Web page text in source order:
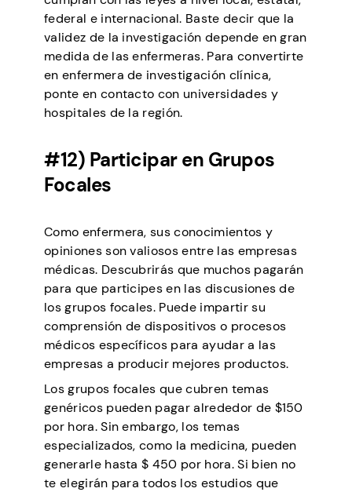
federal e internacional. Baste decir que la
validez de la investigación depende en gran
medida de las enfermeras. Para convertirte
en enfermera de investigación clínica,
ponte en contacto con universidades y
hospitales de la región.
#12) Participar en Grupos
Focales
Como enfermera, sus conocimientos y
opiniones son valiosos entre las empresas
médicas. Descubrirás que muchos pagarán
para que participes en las discusiones de
los grupos focales. Puede impartir su
comprensión de dispositivos o procesos
médicos específicos para ayudar a las
empresas a producir mejores productos.
Los grupos focales que cubren temas
genéricos pueden pagar alrededor de $150
por hora. Sin embargo, los temas
especializados, como la medicina, pueden
generarle hasta $ 450 por hora. Si bien no
te elegirán para todos los estudios que